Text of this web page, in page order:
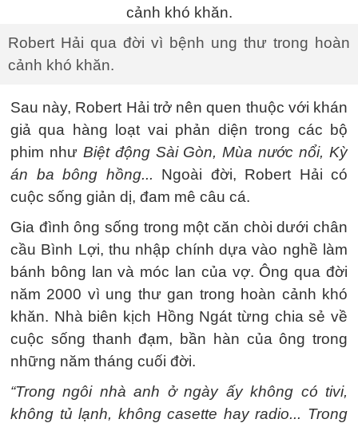
Robert Hải qua đời vì bệnh ung thư trong hoàn
cảnh khó khăn.
Sau này, Robert Hải trở nên quen thuộc với khán
giả qua hàng loạt vai phản diện trong các bộ
phim như Biệt động Sài Gòn, Mùa nước nổi, Kỳ
án ba bông hồng... Ngoài đời, Robert Hải có
cuộc sống giản dị, đam mê câu cá.
Gia đình ông sống trong một căn chòi dưới chân
cầu Bình Lợi, thu nhập chính dựa vào nghề làm
bánh bông lan và móc lan của vợ. Ông qua đời
năm 2000 vì ung thư gan trong hoàn cảnh khó
khăn. Nhà biên kịch Hồng Ngát từng chia sẻ về
cuộc sống thanh đạm, bần hàn của ông trong
những năm tháng cuối đời.
“Trong ngôi nhà anh ở ngày ấy không có tivi,
không tủ lạnh, không casette hay radio... Trong